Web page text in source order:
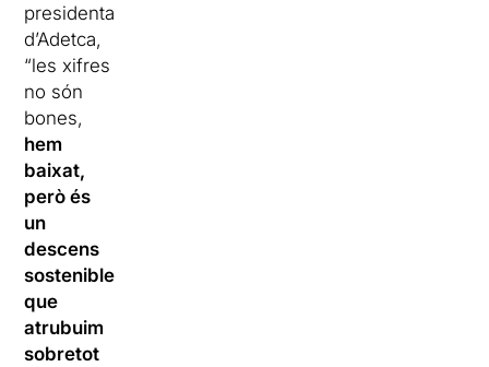
presidenta
d’Adetca,
“les xifres
no són
bones,
hem
baixat,
però és
un
descens
sostenible
que
atrubuim
sobretot